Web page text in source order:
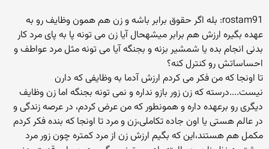
rostam91: بله اگر حقوق برابر باشه و زن هم همون وظایف رو به
عهده بگیره ارزش هم برابر میشهحال آیا زن می تونه پا به پای مرد کار
بدنی انجام بده یا شمشیر بزنه و بجنگه آیا می تونه مثل مرد عواطف و
احساساتش رو کنترل کنه؟
تا اونجا که من فکر می کردم ارزش آدما به وظایفی که دارن
نیست....درسته که زن زور بازو نداره و نمی تونه بجنگه اما زن وظایف
دیگری رو برعهده داره و همونطور که من عرض کردم، در عرصه زندگی و
در عالم هستی یا اون جاده تکاملی،زن و مرد تا اونجا که بنده فکر کردم
مکمل هم هستند،این که بگیم ارزش زن از مرد کمتره چون زور مرد